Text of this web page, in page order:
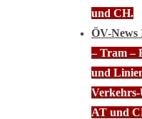
und CH.
ÖV-
– Tram –
und
Verkehrs-
AT und